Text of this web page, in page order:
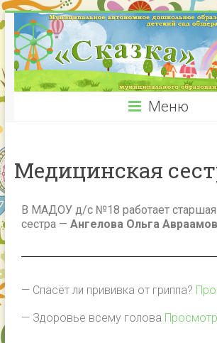
Меню
Медицинская
В МАДОУ д/с №18 работает
сестра — Ангелова Ольга
— Спасёт ли прививка от гриппа?
— Здоровье всему голова